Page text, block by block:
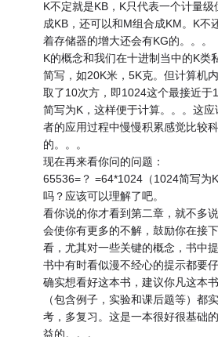
K不定就是KB，K只代表一个计量级
成KB，还可以和M组合成KM。K不
着存储器的增大还会有KG的。。。
K的概念和我们在十进制当中的K类
简写，如20K米，5K克。但计算机
取了10次方，即1024这个最接近于
简写为K，这样便于计算。。。这
者的应用过程中慢慢积累感觉比较
的。。。
现在再来看你问的问题：
65536=？ =64*1024（1024简写为
吗？应该可以理解了吧。
看你说的你才看到第二章，就不多
会使你有更多的不解，鼓励你在接
看，尤其对一些关键的概念，书中
书中有时看似漫不经心的提示都要
确实想看好这本书，建议你凡这本
（包含例子，实验和课后题等）都
考，多复习。这是一本很好很基础
益的。。。